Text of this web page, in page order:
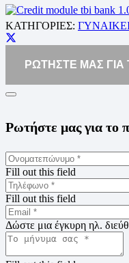
ΚΑΤΗΓΟΡΙΕΣ:
ΡΩΤΗΣΤΕ ΜΑΣ ΓΙΑ
Ρωτήστε μας για το
Fill out this field
Fill out this field
Δώστε μια έγκυρη ηλ.